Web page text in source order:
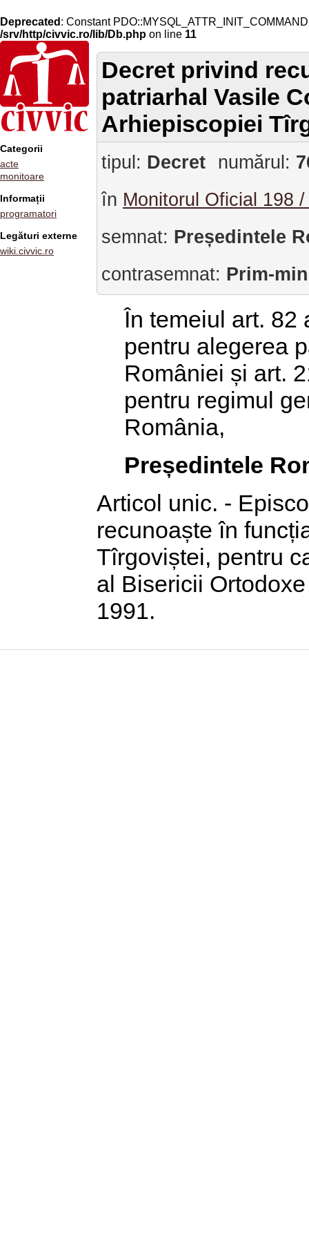
Deprecated : Constant
/srv/http/civvic.ro/lib/Db.php on line 11
Categorii
acte
monitoare
Informații
programatori
Legături externe
wiki.civvic.ro
Decret privind
patriarhal Vasile
Arhiepiscopiei
tipul: Decret numărul:
în Monitorul Oficial 198
semnat: Președintele
contrasemnat: Prim-
În temeiul art. 82
pentru alegerea
României și art.
pentru regimul
România,
Președintele
Articol unic. -
recunoaște în
Tîrgoviștei, pentru
al Bisericii
1991.